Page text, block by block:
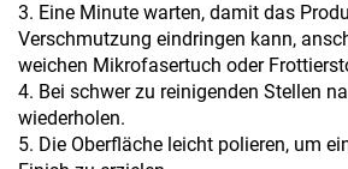
3. Eine Minute warten, damit das
Verschmutzung eindringen kann,
weichen Mikrofasertuch oder
4. Bei schwer zu reinigenden Stellen
wiederholen.
5. Die Oberfläche leicht polieren, um